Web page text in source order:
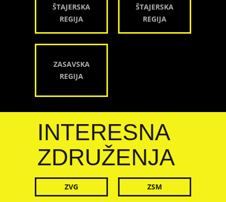
ŠTAJERSKA
REGIJA
ŠTAJERSKA
REGIJA
ZASAVSKA
REGIJA
INTERESNA
ZDRUŽENJA
ZVG ZSM